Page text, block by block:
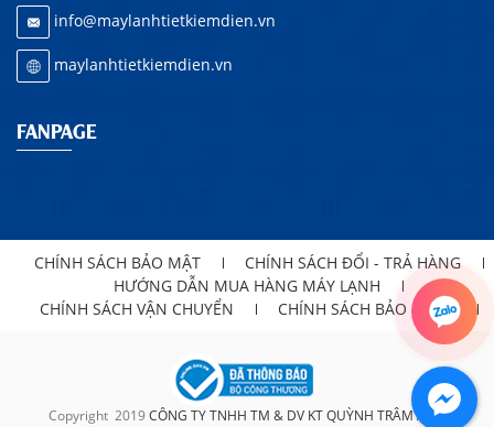
info@maylanhtietkiemdien.vn
maylanhtietkiemdien.vn
FANPAGE
CHÍNH SÁCH BẢO MẬT
CHÍNH SÁCH ĐỔI - TRẢ HÀNG
HƯỚNG DẪN MUA HÀNG MÁY LẠNH
CHÍNH SÁCH VẬN CHUYỂN
CHÍNH SÁCH BẢO HÀNH
Copyright 2019CÔNG TY TNHH TM & DV KT QUỲNH TRÂM ANH